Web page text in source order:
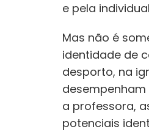
e pela
Mas não é
identidade de
desporto, na
a professora,
potenciais